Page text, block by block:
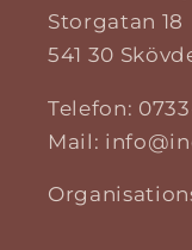
Storgatan 18
541 30
Telefon:
Mail: